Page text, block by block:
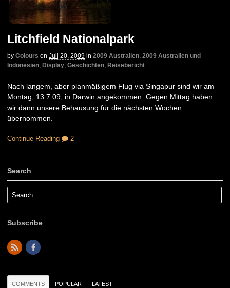
Litchfield Nationalpark
by Colours on Juli 20, 2009 in 2009 Australien, 2009 Australien und
Indonesien, Display, Geschichten, Reisebericht
Nach langem, aber planmäßigem Flug via Singapur sind wir am
Montag, 13.7.09, in Darwin angekommen. Gegen Mittag haben
wir dann unsere Behausung für die nächsten Wochen
übernommen.
Continue Reading 2
Search
Subscribe
COMMENTS POPULAR LATEST